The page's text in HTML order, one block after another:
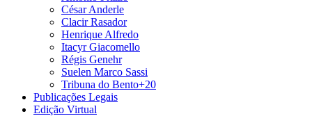
César Anderle
Clacir Rasador
Henrique Alfredo
Itacyr Giacomello
Régis Genehr
Suelen Marco Sassi
Tribuna do Bento+20
Publicações Legais
Edição Virtual